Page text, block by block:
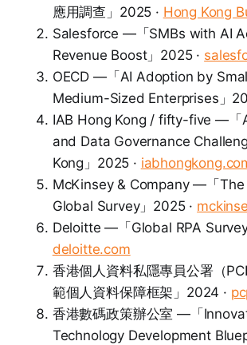
應用調查」2025 · Hong Kong
Salesforce —「SMBs with AI
Revenue Boost」2025 ·
OECD —「AI Adoption by
Medium-Sized Enterprises」
IAB Hong Kong / fifty-five —「
and Data Governance
Kong」2025 ·
McKinsey & Company —「
Global Survey」2025 ·
Deloitte —「Global RPA
deloitte.com
香港個人資料私隱專員公署（
範個人資料保障框架」2024 ·
香港數碼政策辦公室 —「
Technology Development